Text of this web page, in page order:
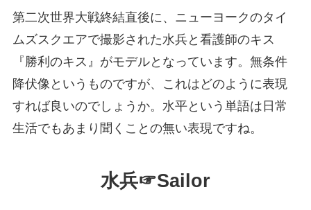
第二次世界大戦終結直後に、ニューヨークのタイ
ムズスクエアで撮影された水兵と看護師のキス
『勝利のキス』がモデルとなっています。無条件
降伏像というものですが、これはどのように表現
すれば良いのでしょうか。水平という単語は日常
生活でもあまり聞くことの無い表現ですね。
水兵☞Sailor